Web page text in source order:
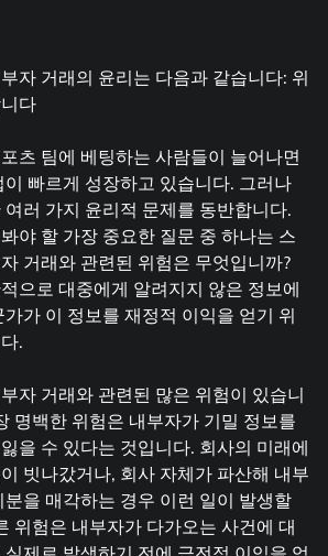
자 거래의 윤리는 다음과 같습니다: 위
다
츠 팀에 베팅하는 사람들이 늘어나면
빠르게 성장하고 있습니다. 그러나
러 가지 윤리적 문제를 동반합니다.
야 할 가장 중요한 질문 중 하나는 스
거래와 관련된 위험은 무엇입니까?
으로 대중에게 알려지지 않은 정보에
가 이 정보를 재정적 이익을 얻기 위
.
자 거래와 관련된 많은 위험이 있습니
명백한 위험은 내부자가 기밀 정보를
을 수 있다는 것입니다. 회사의 미래에
빗나갔거나, 회사 자체가 파산해 내부
을 매각하는 경우 이런 일이 발생할
위험은 내부자가 다가오는 사건에 대